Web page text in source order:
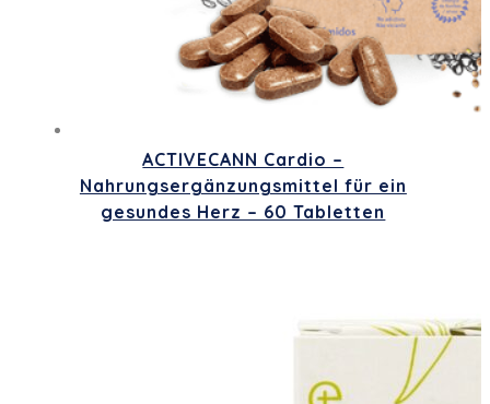
ACTIVECANN Cardio –
Nahrungsergänzungsmittel für ein
gesundes Herz – 60 Tabletten